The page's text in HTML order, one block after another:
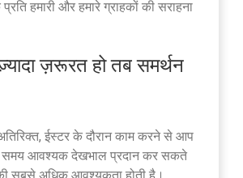
हमारी और हमारे ग्राहकों की सराहना
ज़रूरत हो तब समर्थन
ईस्टर के दौरान काम करने से आप
समय आवश्यक देखभाल प्रदान कर सकते